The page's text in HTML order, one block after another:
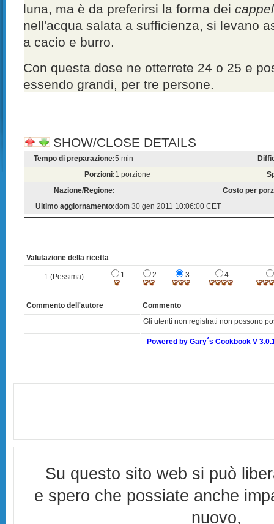
luna, ma è da preferirsi la forma dei
nell'acqua salata a sufficienza, si levano
a cacio e burro.
Con questa dose ne otterrete 24 o 25 e
essendo grandi, per tre persone.
SHOW/CLOSE DETAILS
Tempo di preparazione:5 min
Porzioni:1 porzione
Nazione/Regione:
Costo per
Ultimo aggiornamento:dom 30 gen 2011 10:06:00 CET
Valutazione della ricetta
1 (Pessima) 1 2 3 4
Commento dell'autore
Commento
Gli utenti non registrati non possono
Powered by Gary´s Cookbook V
Su questo sito web si può
e spero che possiate anche
nuovo,